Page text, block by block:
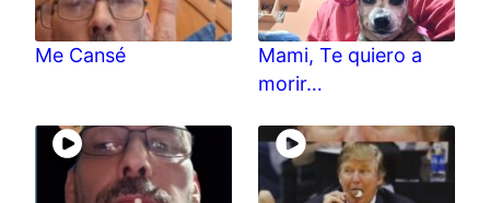
Me Cansé
Mami, Te quiero a
morir…